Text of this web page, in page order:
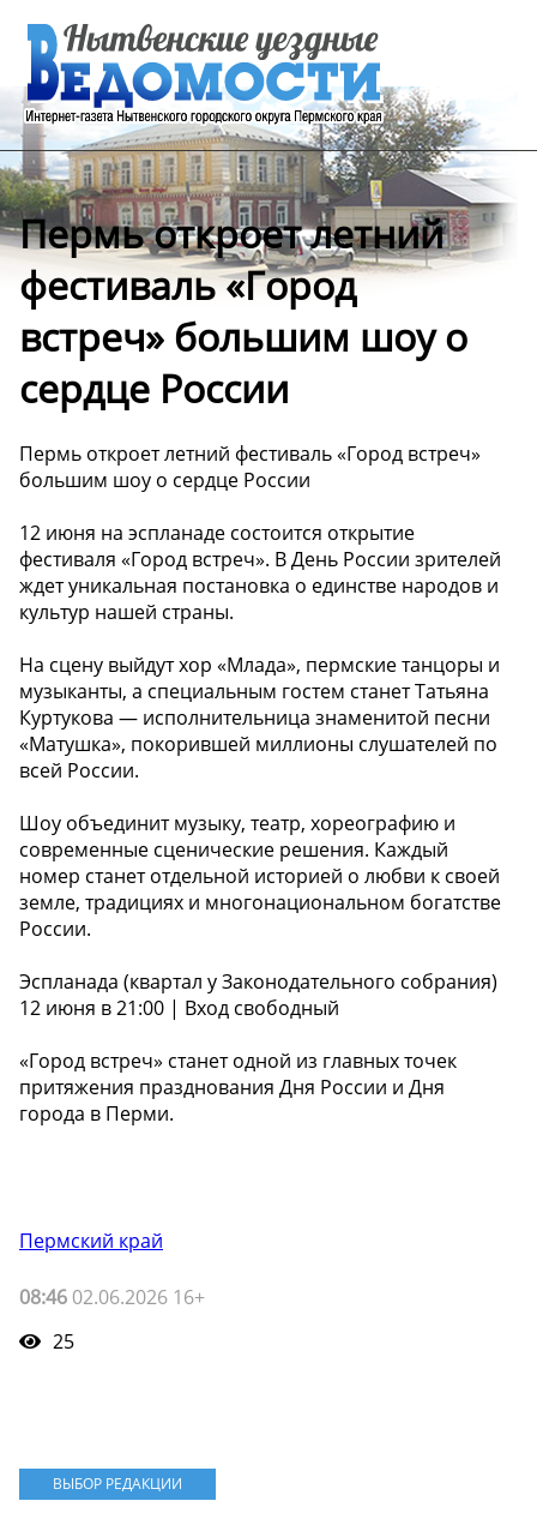
Пермь откроет летний
фестиваль «Город
встреч» большим шоу о
сердце России
Пермь откроет летний фестиваль «Город встреч»
большим шоу о сердце России
12 июня на эспланаде состоится открытие
фестиваля «Город встреч». В День России зрителей
ждет уникальная постановка о единстве народов и
культур нашей страны.
На сцену выйдут хор «Млада», пермские танцоры и
музыканты, а специальным гостем станет Татьяна
Куртукова — исполнительница знаменитой песни
«Матушка», покорившей миллионы слушателей по
всей России.
Шоу объединит музыку, театр, хореографию и
современные сценические решения. Каждый
номер станет отдельной историей о любви к своей
земле, традициях и многонациональном богатстве
России.
Эспланада (квартал у Законодательного собрания)
12 июня в 21:00 | Вход свободный
«Город встреч» станет одной из главных точек
притяжения празднования Дня России и Дня
города в Перми.
Пермский край
08:46 02.06.2026 16+
25
ВЫБОР РЕДАКЦИИ